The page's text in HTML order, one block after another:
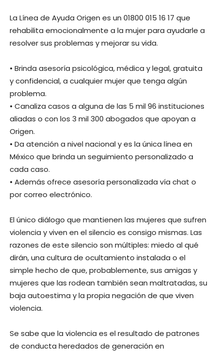
La Línea de Ayuda Origen es un 01800 015 16 17 que
rehabilita emocionalmente a la mujer para ayudarle a
resolver sus problemas y mejorar su vida.
• Brinda asesoría psicológica, médica y legal, gratuita
y confidencial, a cualquier mujer que tenga algún
problema.
• Canaliza casos a alguna de las 5 mil 96 instituciones
aliadas o con los 3 mil 300 abogados que apoyan a
Origen.
• Da atención a nivel nacional y es la única línea en
México que brinda un seguimiento personalizado a
cada caso.
• Además ofrece asesoría personalizada vía chat o
por correo electrónico.
El único diálogo que mantienen las mujeres que sufren
violencia y viven en el silencio es consigo mismas. Las
razones de este silencio son múltiples: miedo al qué
dirán, una cultura de ocultamiento instalada o el
simple hecho de que, probablemente, sus amigas y
mujeres que las rodean también sean maltratadas, su
baja autoestima y la propia negación de que viven
violencia.
Se sabe que la violencia es el resultado de patrones
de conducta heredados de generación en